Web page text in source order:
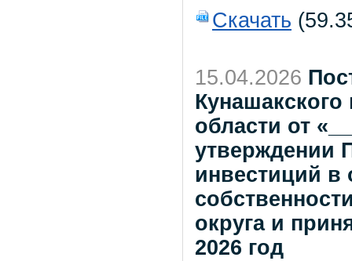
Скачать
15.04.2026
области от
утверждении
инвестиций
округа и
2026 год